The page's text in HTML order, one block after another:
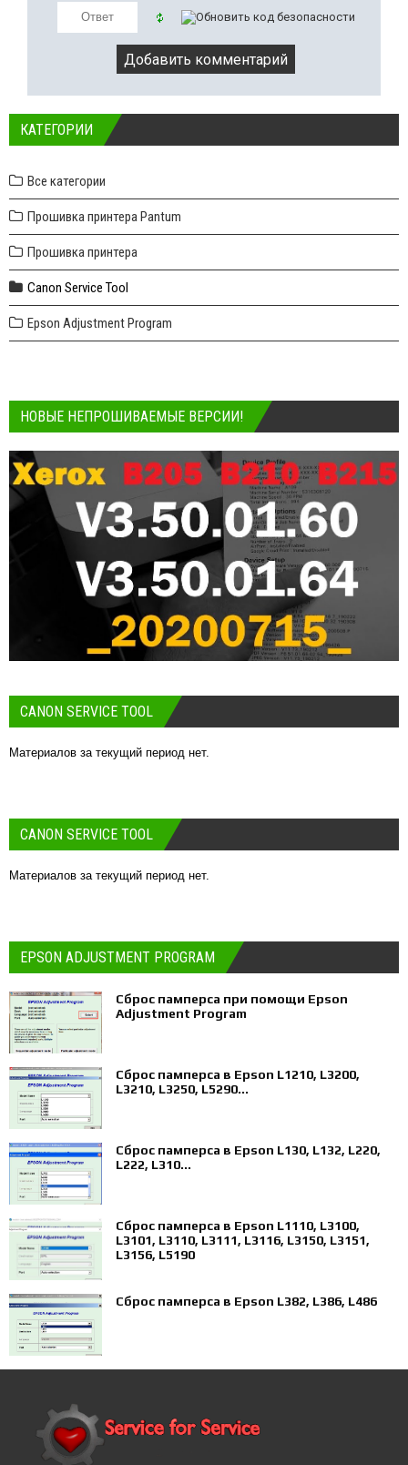
КАТЕГОРИИ
Все категории
Прошивка принтера Pantum
Прошивка принтера
Canon Service Tool
Epson Adjustment Program
НОВЫЕ НЕПРОШИВАЕМЫЕ ВЕРСИИ!
CANON SERVICE TOOL
Материалов за текущий период нет.
CANON SERVICE TOOL
Материалов за текущий период нет.
EPSON ADJUSTMENT PROGRAM
Сброс памперса при помощи Epson
Adjustment Program
Сброс памперса в Epson L1210, L3200,
L3210, L3250, L5290...
Сброс памперса в Epson L130, L132, L220,
L222, L310...
Сброс памперса в Epson L1110, L3100,
L3101, L3110, L3111, L3116, L3150, L3151,
L3156, L5190
Сброс памперса в Epson L382, L386, L486